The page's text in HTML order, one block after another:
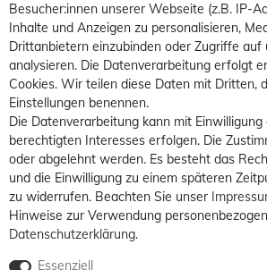
Besucher:innen unserer Webseite (z.B. IP-
Inhalte und Anzeigen zu personalisieren,
Drittanbietern einzubinden oder Zugriffe auf
analysieren. Die Datenverarbeitung erfolgt
Cookies. Wir teilen diese Daten mit Dritten,
Einstellungen benennen.
Die Datenverarbeitung kann mit
berechtigten Interesses erfolgen. Die
oder abgelehnt werden. Es besteht das
und die Einwilligung zu einem späteren
zu widerrufen. Beachten Sie unser
Hinweise zur Verwendung
Daten­schutz­erklärung.
Essenziell